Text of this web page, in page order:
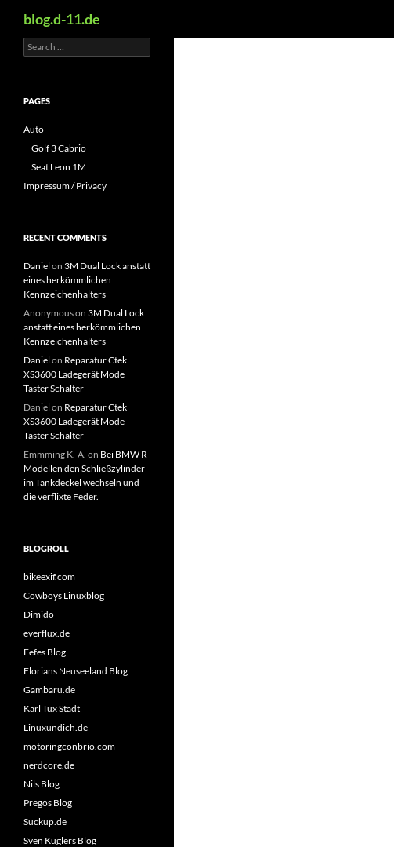
blog.d-11.de
Search
for:
PAGES
Auto
Golf 3 Cabrio
Seat Leon 1M
Impressum / Privacy
RECENT COMMENTS
Daniel on 3M Dual Lock anstatt
eines herkömmlichen
Kennzeichenhalters
Anonymouson 3M Dual Lock
anstatt eines herkömmlichen
Kennzeichenhalters
Daniel on Reparatur Ctek
XS3600 Ladegerät Mode
Taster Schalter
Daniel on Reparatur Ctek
XS3600 Ladegerät Mode
Taster Schalter
Emmming K.-A. on Bei BMW R-
Modellen den Schließzylinder
im Tankdeckel wechseln und
die verflixte Feder.
BLOGROLL
bikeexif.com
Cowboys Linuxblog
Dimido
everflux.de
Fefes Blog
Florians Neuseeland Blog
Gambaru.de
Karl Tux Stadt
Linuxundich.de
motoringconbrio.com
nerdcore.de
Nils Blog
Pregos Blog
Suckup.de
Sven Küglers Blog